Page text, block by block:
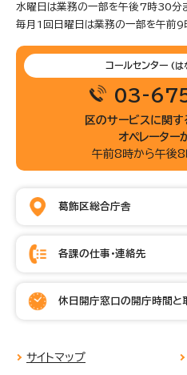
水曜日は業務の一部を午後7時30分ま
毎月1回日曜日は業務の一部を午前9
コールセンター (は
03-
区のサービスに関
オペレーター
午前8時から午後
葛飾区総合庁舎
各課の仕事・連絡先
休日開庁窓口の開庁時間と
サイトマップ